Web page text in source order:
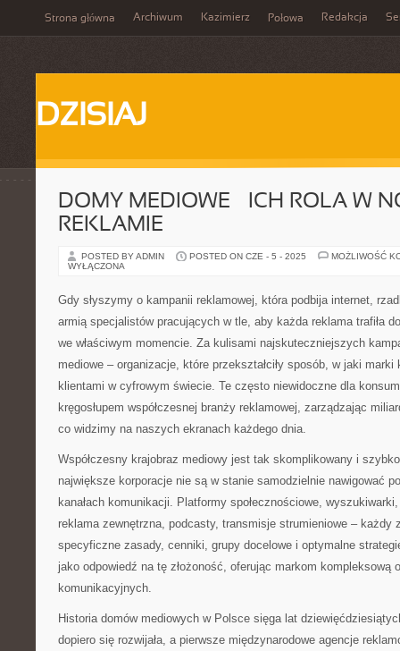
Strona główna Archiwum Kazimierz Połowa Redakcja
DZISIAJ
DOMY MEDIOWE – ICH ROLA W
REKLAMIE
POSTED BY ADMIN POSTED ON CZE - 5 - 2025
MOŻLIWOŚĆ
WYŁĄCZONA
Gdy słyszymy o kampanii reklamowej, która podbija internet,
armią specjalistów pracujących w tle, aby każda reklama trafiła
we właściwym momencie. Za kulisami najskuteczniejszych
mediowe – organizacje, które przekształciły sposób, w jaki
klientami w cyfrowym świecie. Te często niewidoczne dla
kręgosłupem współczesnej branży reklamowej, zarządzając
co widzimy na naszych ekranach każdego dnia.
Współczesny krajobraz mediowy jest tak skomplikowany i
największe korporacje nie są w stanie samodzielnie nawigować
kanałach komunikacji. Platformy społecznościowe,
reklama zewnętrzna, podcasty, transmisje strumieniowe – każdy
specyficzne zasady, cenniki, grupy docelowe i optymalne
jako odpowiedź na tę złożoność, oferując markom kompleksową
komunikacyjnych.
Historia domów mediowych w Polsce sięga lat
dopiero się rozwijała, a pierwsze międzynarodowe agencje